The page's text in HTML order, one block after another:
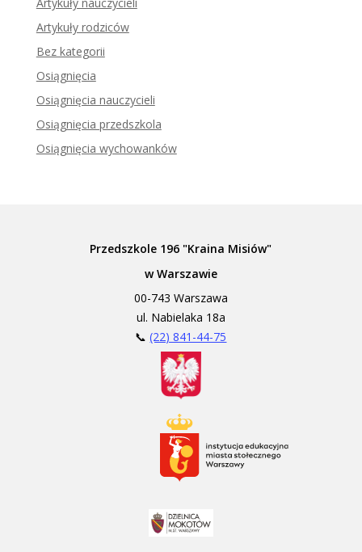
Artykuły nauczycieli
Artykuły rodziców
Bez kategorii
Osiągnięcia
Osiągnięcia nauczycieli
Osiągnięcia przedszkola
Osiągnięcia wychowanków
Przedszkole 196 "Kraina Misiów"
w Warszawie
00-743 Warszawa
ul. Nabielaka 18a
📞(22) 841-44-75